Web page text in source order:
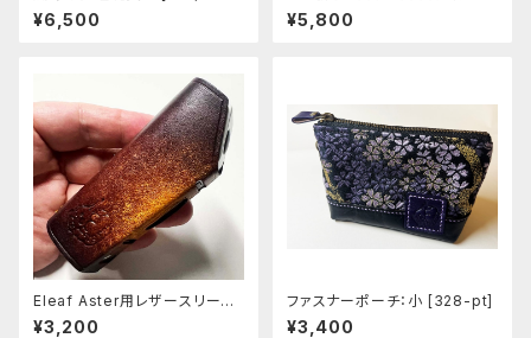
421]
¥6,500
レイ [448]
¥5,800
Eleaf Aster用レザースリーブ
[404-as]
¥3,200
ファスナーポーチ：小 [328-pt]
¥3,400